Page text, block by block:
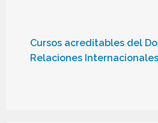
Cursos acreditables del
Relaciones Internacionales